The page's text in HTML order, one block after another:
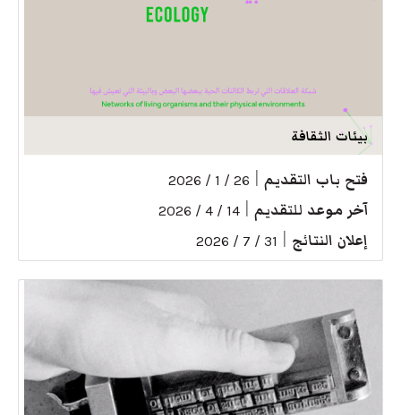
بيئات الثقافة
فتح باب التقديم 26 / 1 / 2026
آخر موعد للتقديم 14 / 4 / 2026
إعلان النتائج 31 / 7 / 2026